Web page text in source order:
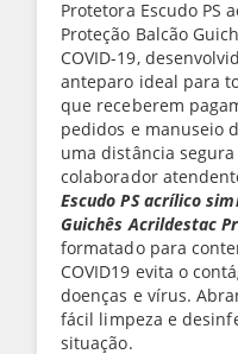
Protetora Escudo PS
Proteção Balcão
COVID-19,
anteparo ideal para
que receberem
pedidos e manuseio
uma distância
colaborador
Escudo PS acrílico
Guichês Acrildestac
formatado para
COVID19 evita o
doenças e vírus.
fácil limpeza e
situação.